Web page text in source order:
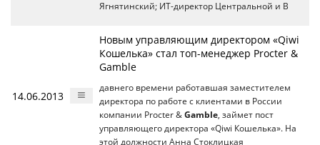
Ягнятинский; ИТ-директор Центральной и В
14.06.2013
Новым управляющим директором «Qiwi
Кошелька» стал топ-менеджер Procter &
Gamble
давнего времени работавшая заместителем
директора по работе с клиентами в России
компании Procter & Gamble, займет пост
управляющего директора «Qiwi Кошелька». На
этой должности Анна Стоклицкая